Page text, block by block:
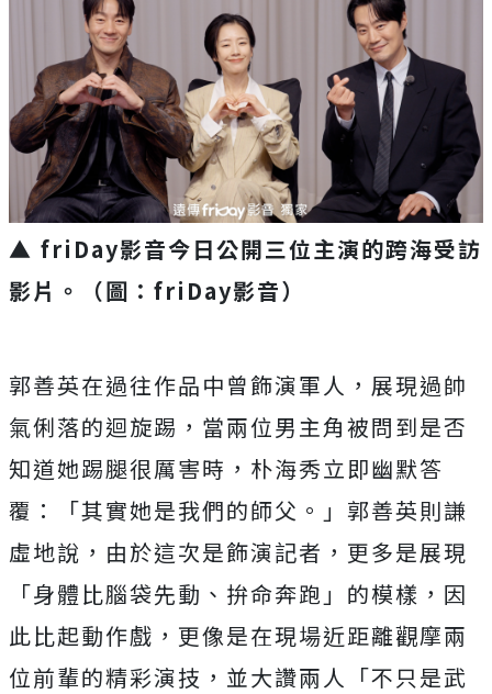
▲ friDay影音今日公開三位主演的跨海受訪
影片。（圖：friDay影音）
郭善英在過往作品中曾飾演軍人，展現過帥
氣俐落的迴旋踢， 當兩位男主角被問到是否
知道她踢腿很厲害時， 朴海秀立即幽默答
覆：「其實她是我們的師父。」 郭善英則謙
虛地說，由於這次是飾演記者，更多是展現
「身體比腦袋先動、拚命奔跑」的模樣，因
此比起動作戲， 更像是在現場近距離觀摩兩
位前輩的精彩演技，並大讚兩人「不只是武